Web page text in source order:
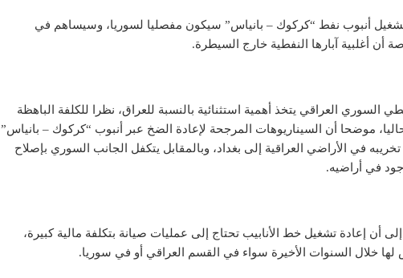
تشغيل أنبوب نفط “كركوك – بانياس” سيكون مفصليا لسوريا، وسيساهم في
أن أغلبية آبارها النفطية خارج السيطرة.
السوري العراقي يتخذ أهمية استثنائية بالنسبة للعراق، نظرا للكلفة الباهظة
موضحا أن السيناريوهات المرجحة لإعادة الضخ عبر أنبوب “كركوك – بانياس”
في الأراضي العراقية إلى بغداد، وبالمقابل يتكفل الجانب السوري بإصلاح
في أراضيه.
إلى أن إعادة تشغيل خط الأنابيب تحتاج إلى عمليات صيانة بتكلفة مالية كبيرة،
لها خلال السنوات الأخيرة سواء في القسم العراقي أو في سوريا.